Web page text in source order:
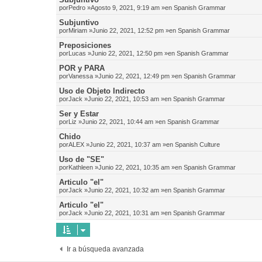
porPedro »Agosto 9, 2021, 9:19 am »en Spanish Grammar
Subjuntivo
porMiriam »Junio 22, 2021, 12:52 pm »en Spanish Grammar
Preposiciones
porLucas »Junio 22, 2021, 12:50 pm »en Spanish Grammar
POR y PARA
porVanessa »Junio 22, 2021, 12:49 pm »en Spanish Grammar
Uso de Objeto Indirecto
porJack »Junio 22, 2021, 10:53 am »en Spanish Grammar
Ser y Estar
porLiz »Junio 22, 2021, 10:44 am »en Spanish Grammar
Chido
porALEX »Junio 22, 2021, 10:37 am »en Spanish Culture
Uso de "SE"
porKathleen »Junio 22, 2021, 10:35 am »en Spanish Grammar
Articulo "el"
porJack »Junio 22, 2021, 10:32 am »en Spanish Grammar
Articulo "el"
porJack »Junio 22, 2021, 10:31 am »en Spanish Grammar
Ir a búsqueda avanzada